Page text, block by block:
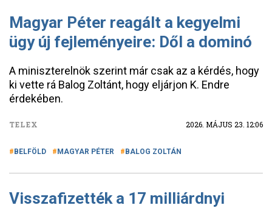
Magyar Péter reagált a kegyelmi
ügy új fejleményeire: Dől a dominó
A miniszterelnök szerint már csak az a kérdés, hogy
ki vette rá Balog Zoltánt, hogy eljárjon K. Endre
érdekében.
TELEX 2026. MÁJUS 23. 12:06
BELFÖLD MAGYAR PÉTER BALOG ZOLTÁN
Visszafizették a 17 milliárdnyi